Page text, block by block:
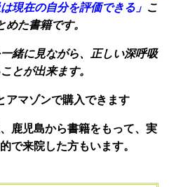
は現在の自分を評価できる」 こ
めた書籍です。
緒に見ながら、正しい深呼吸
とが出来ます。
アマゾンで購入できます
鹿児島から書籍をもって、実
で来院した方もいます。